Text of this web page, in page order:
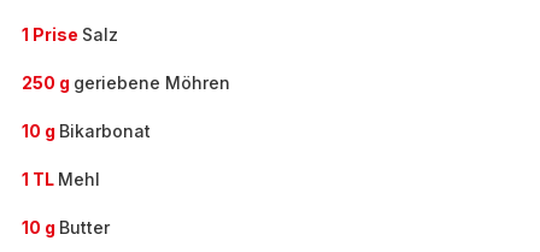
1 Prise Salz
250 g geriebene Möhren
10 g Bikarbonat
1 TL Mehl
10 g Butter